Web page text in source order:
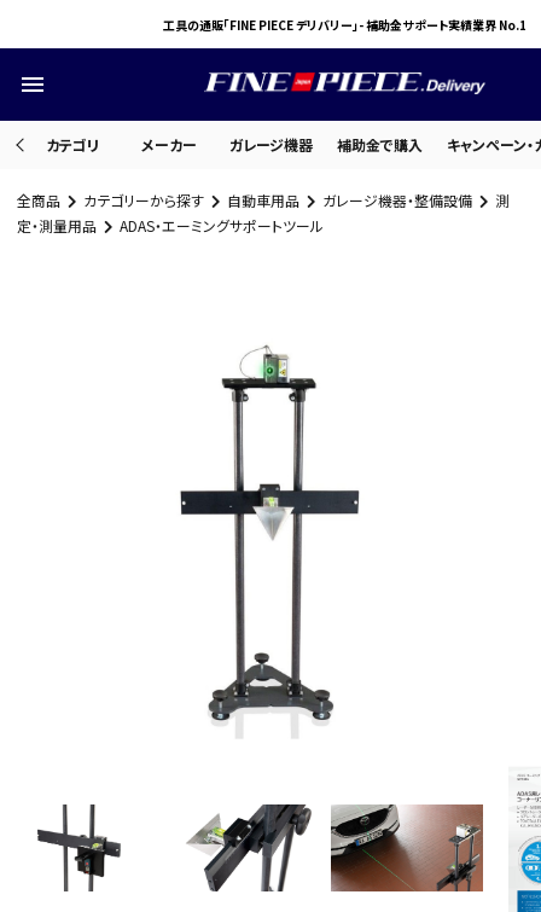
工具の通販「FINE PIECE デリバリー」- 補助金サポート実績業界 No.1
menu
カテゴリ メーカー ガレージ機器 補助金で購入 キャンペーン
search
会員登録
メーカーから選ぶ
ガレージ機器
全商品 カテゴリーから探す 自動車用品 ガレージ機器・整備設備
測
定・測量用品
ADAS・エーミングサポートツール